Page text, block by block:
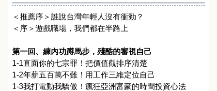
＜推薦序＞誰說台灣年輕人沒有衝勁？
＜序＞遊戲職場，我們都在半路上
第一回、練內功蹲馬步，殘酷的審視自己
1-1直面你的七宗罪！把價值觀排序清楚
1-2年薪五百萬不難！用工作三維定位自己
1-3我打電動我驕傲！瘋狂亞洲富豪的時間投資心法